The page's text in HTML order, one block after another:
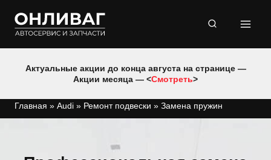
содержимому
Актуальные акции до конца августа на странице —
Акции месяца — <Смотреть>
Главная » Audi » Ремонт подвески » Замена пружин